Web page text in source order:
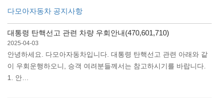
다모아자동차 공지사항
대통령 탄핵선고 관련 차량 우회안내(470,601,710)
2025-04-03
안녕하세요. 다모아자동차입니다. 대통령 탄핵선고 관련 아래와 같
이 우회운행하오니, 승객 여려분들께서는 참고하시기를 바랍니다.
1. 안…